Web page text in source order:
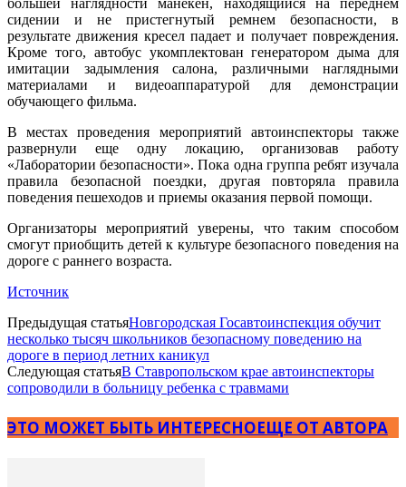
большей наглядности манекен, находящийся на переднем
сидении и не пристегнутый ремнем безопасности, в
результате движения кресел падает и получает повреждения.
Кроме того, автобус укомплектован генератором дыма для
имитации задымления салона, различными наглядными
материалами и видеоаппаратурой для демонстрации
обучающего фильма.
В местах проведения мероприятий автоинспекторы также
развернули еще одну локацию, организовав работу
«Лаборатории безопасности». Пока одна группа ребят изучала
правила безопасной поездки, другая повторяла правила
поведения пешеходов и приемы оказания первой помощи.
Организаторы мероприятий уверены, что таким способом
смогут приобщить детей к культуре безопасного поведения на
дороге с раннего возраста.
Источник
Предыдущая статьяНовгородская Госавтоинспекция обучит
несколько тысяч школьников безопасному поведению на
дороге в период летних каникул
Следующая статьяВ Ставропольском крае автоинспекторы
сопроводили в больницу ребенка с травмами
ЭТО МОЖЕТ БЫТЬ ИНТЕРЕСНОЕЩЕ ОТ АВТОРА